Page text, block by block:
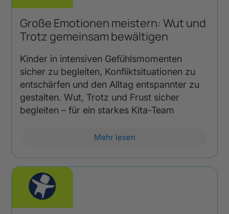
Große Emotionen meistern: Wut und
Trotz gemeinsam bewältigen
Kinder in intensiven Gefühlsmomenten
sicher zu begleiten, Konfliktsituationen zu
entschärfen und den Alltag entspannter zu
gestalten. Wut, Trotz und Frust sicher
begleiten – für ein starkes Kita-Team
Mehr lesen